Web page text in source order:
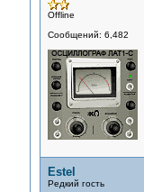
Offline
Сообщений: 6,482
Estel
Редкий гость